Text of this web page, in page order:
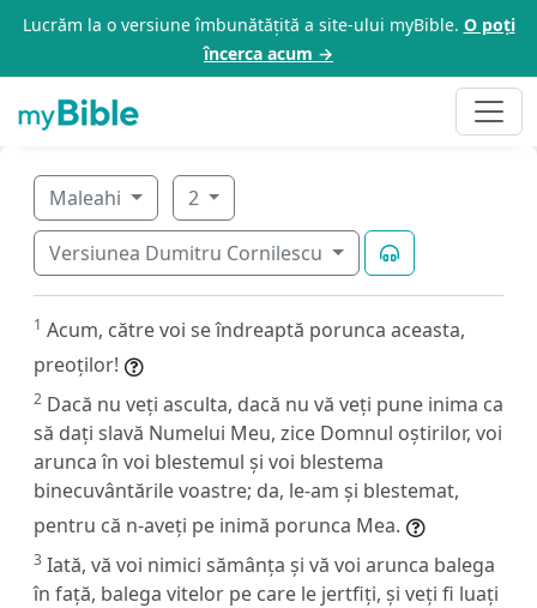
Lucrăm la o versiune îmbunătățită a site-ului myBible. O poți
încerca acum →
Maleahi 2
Versiunea Dumitru Cornilescu
1 Acum, către voi se îndreaptă porunca aceasta,
preoților!
2 Dacă nu veți asculta, dacă nu vă veți pune inima ca
să dați slavă Numelui Meu, zice Domnul oștirilor, voi
arunca în voi blestemul și voi blestema
binecuvântările voastre; da, le-am și blestemat,
pentru că n-aveți pe inimă porunca Mea.
3 Iată, vă voi nimici sămânța și vă voi arunca balega
în față, balega vitelor pe care le jertfiți, și veți fi luați